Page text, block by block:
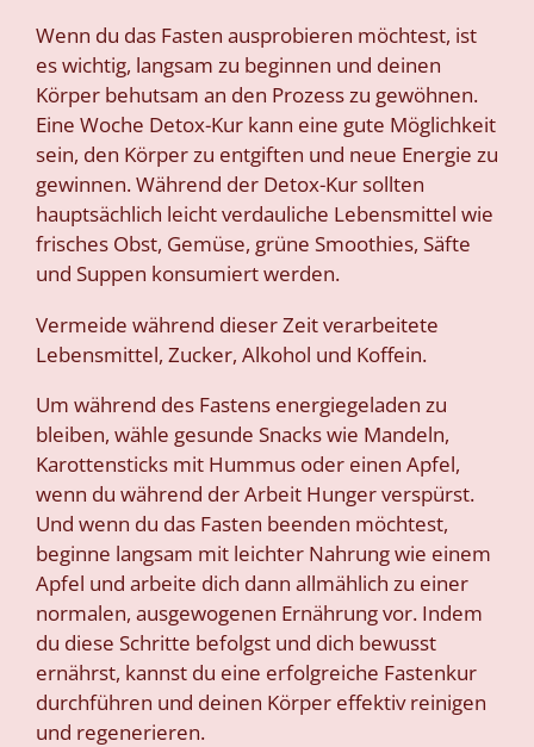
Wenn du das Fasten ausprobieren möchtest, ist
es wichtig, langsam zu beginnen und deinen
Körper behutsam an den Prozess zu gewöhnen.
Eine Woche Detox-Kur kann eine gute Möglichkeit
sein, den Körper zu entgiften und neue Energie zu
gewinnen. Während der Detox-Kur sollten
hauptsächlich leicht verdauliche Lebensmittel wie
frisches Obst, Gemüse, grüne Smoothies, Säfte
und Suppen konsumiert werden.
Vermeide während dieser Zeit verarbeitete
Lebensmittel, Zucker, Alkohol und Koffein.
Um während des Fastens energiegeladen zu
bleiben, wähle gesunde Snacks wie Mandeln,
Karottensticks mit Hummus oder einen Apfel,
wenn du während der Arbeit Hunger verspürst.
Und wenn du das Fasten beenden möchtest,
beginne langsam mit leichter Nahrung wie einem
Apfel und arbeite dich dann allmählich zu einer
normalen, ausgewogenen Ernährung vor. Indem
du diese Schritte befolgst und dich bewusst
ernährst, kannst du eine erfolgreiche Fastenkur
durchführen und deinen Körper effektiv reinigen
und regenerieren.